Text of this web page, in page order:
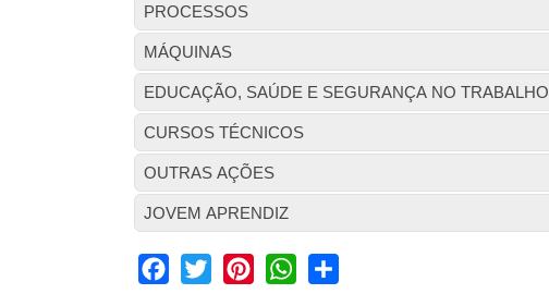
PROCESSOS
MÁQUINAS
EDUCAÇÃO, SAÚDE E SEGURANÇA NO TRABALHO
CURSOS TÉCNICOS
OUTRAS AÇÕES
JOVEM APRENDIZ
Facebook
Twitter PinterestWhatsApp